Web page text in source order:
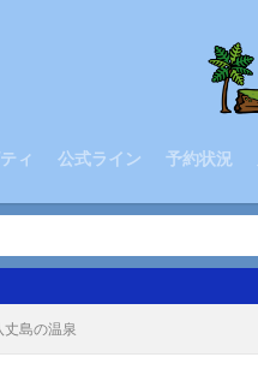
ィ 公式ライン 予約状況
丈島の温泉